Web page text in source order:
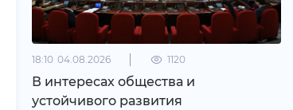
18:10 04.08.2026 1120
В интересах общества и
устойчивого развития